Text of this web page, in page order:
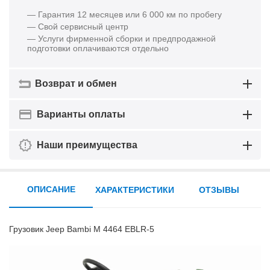
— Гарантия 12 месяцев или 6 000 км по пробегу
— Свой сервисный центр
— Услуги фирменной сборки и предпродажной
подготовки оплачиваются отдельно
Возврат и обмен
Варианты оплаты
Наши преимущества
ОПИСАНИЕ
Грузовик Jeep Bambi M 4464 EBLR-5
ХАРАКТЕРИСТИКИ ОТЗЫВЫ